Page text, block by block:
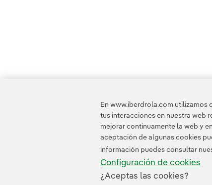
En www.iberdrola.com utilizamos
tus interacciones en nuestra web
mejorar continuamente la web y
aceptación de algunas cookies
información puedes consultar
Configuración de cookies
¿Aceptas las cookies?